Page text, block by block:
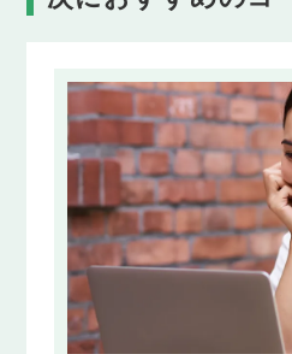
の発言を言い換えて間接的に
Lesson 33
間接話法② suggest, propose
「彼は私にケーキを焼くこ
うに、人の提案を言い換え
うになります。
Lesson 34
間接話法③ 重文・複文
直接話法と間接話法のルー
分けができるようになります。